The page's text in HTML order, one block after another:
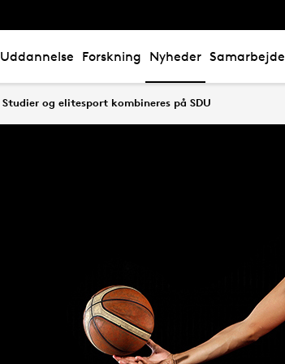
Uddannelse Forskning Nyheder Samarbejde
Studier og elitesport kombineres på SDU